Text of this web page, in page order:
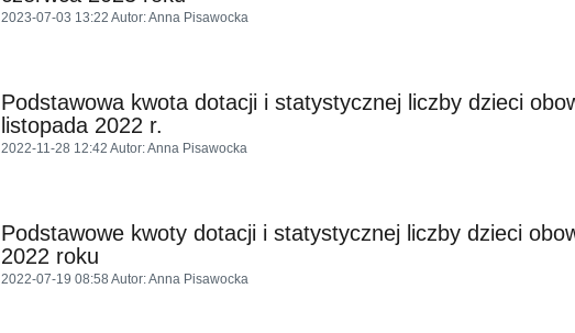
2023-07-03 13:22 Autor: Anna Pisawocka
Podstawowa kwota dotacji i statystycznej liczby dzieci
listopada 2022 r.
2022-11-28 12:42 Autor: Anna Pisawocka
Podstawowe kwoty dotacji i statystycznej liczby dzieci
2022 roku
2022-07-19 08:58 Autor: Anna Pisawocka